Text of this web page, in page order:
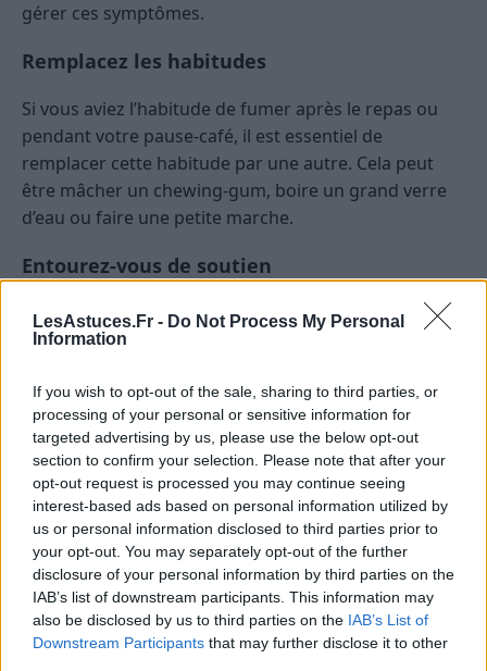
LesAstuces.Fr - Do Not Process My Personal
Information
If you wish to opt-out of the sale, sharing to third parties, or
processing of your personal or sensitive information for
targeted advertising by us, please use the below opt-out
section to confirm your selection. Please note that after your
opt-out request is processed you may continue seeing
interest-based ads based on personal information utilized by
us or personal information disclosed to third parties prior to
your opt-out. You may separately opt-out of the further
disclosure of your personal information by third parties on the
IAB’s list of downstream participants. This information may
also be disclosed by us to third parties on the IAB’s List of
Downstream Participants that may further disclose it to other
gérer ces symptômes.
Remplacez les habitudes
Si vous aviez l’habitude de fumer après le repas ou
pendant votre pause-café, il est essentiel de
remplacer cette habitude par une autre. Cela peut
être mâcher un chewing-gum, boire un grand verre
d’eau ou faire une petite marche.
Entourez-vous de soutien
Faites savoir à votre famille, amis et collègues que
vous avez décidé d’arrêter de fumer. Leur soutien,